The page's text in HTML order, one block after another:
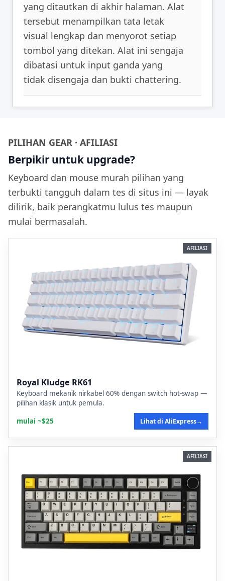
yang ditautkan di akhir halaman. Alat
tersebut menampilkan tata letak
visual lengkap dan menyorot setiap
tombol yang ditekan. Alat ini sengaja
dibatasi untuk input ganda yang
tidak disengaja dan bukti chattering.
PILIHAN GEAR · AFILIASI
Berpikir untuk upgrade?
Keyboard dan mouse murah pilihan yang
terbukti tangguh dalam tes di situs ini — layak
dilirik, baik perangkatmu lulus tes maupun
mulai bermasalah.
AFILIASI
Royal Kludge RK61
Keyboard mekanik nirkabel 60% dengan switch hot-swap —
pilihan klasik untuk pemula.
mulai ~$25
Lihat di AliExpress→
AFILIASI